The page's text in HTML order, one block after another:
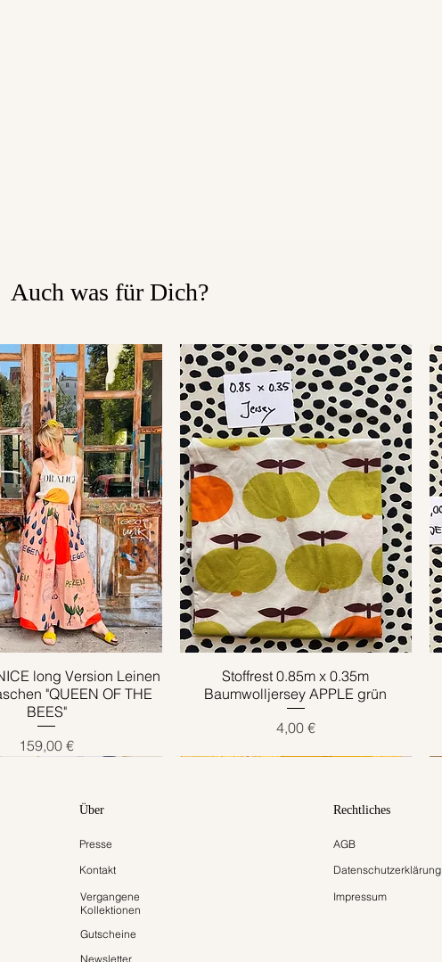
Auch was für Dich?
Schnellansicht
long Version Leinen
"QUEEN OF THE
BEES"
Preis
159,00 €
Schnellansicht
Stoffrest 0.85m x 0.35m
Baumwolljersey APPLE grün
Preis
4,00 €
Über
Presse
Kontakt
Vergangene
Kollektionen
Gutscheine
Rechtliches
AGB
Datenschutzerklärung
Impressum
Newsletter